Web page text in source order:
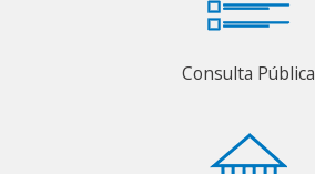
Consulta Pública